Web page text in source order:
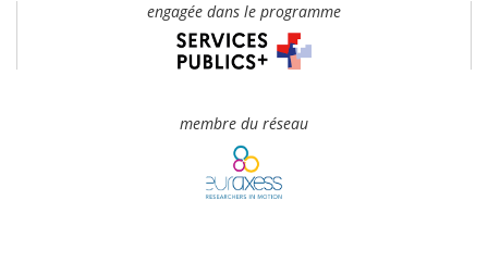
engagée dans le programme
membre du réseau